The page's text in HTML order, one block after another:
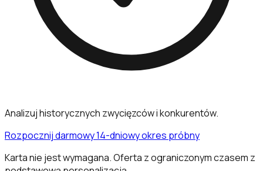
Analizuj historycznych zwycięzców i konkurentów.
Rozpocznij darmowy 14-dniowy okres próbny
Karta nie jest wymagana. Oferta z ograniczonym czasem z